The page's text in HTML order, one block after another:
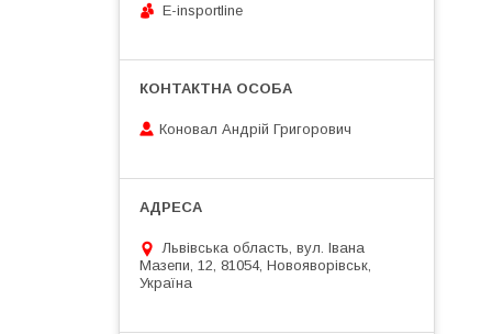
E-insportline
Коновал Андрій Григорович
Львівська область, вул. Івана
Мазепи, 12, 81054, Новояворівськ,
Україна